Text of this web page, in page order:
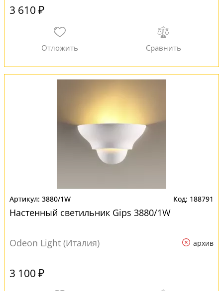
3 610 ₽
3880/1W 188791
Настенный светильник Gips 3880/1W
Odeon Light (Италия) архив
3 100 ₽